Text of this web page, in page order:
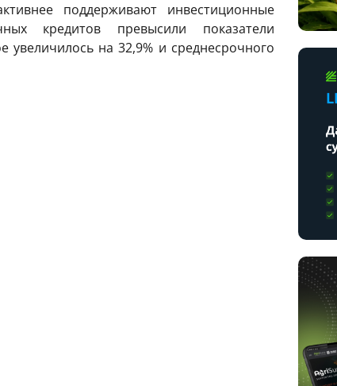
поддерживают инвестиционные
кредитов превысили показатели
увеличилось на 32,9% и среднесрочного